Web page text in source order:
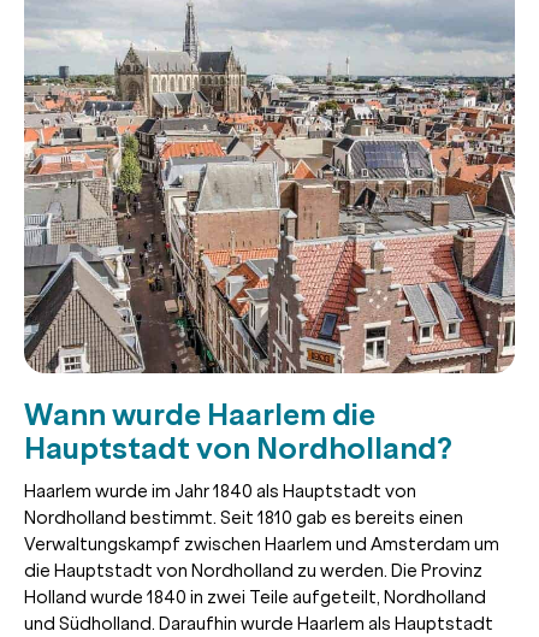
Wann wurde Haarlem die
Hauptstadt von Nordholland?
Haarlem wurde im Jahr 1840 als Hauptstadt von
Nordholland bestimmt. Seit 1810 gab es bereits einen
Verwaltungskampf zwischen Haarlem und Amsterdam um
die Hauptstadt von Nordholland zu werden. Die Provinz
Holland wurde 1840 in zwei Teile aufgeteilt, Nordholland
und Südholland. Daraufhin wurde Haarlem als Hauptstadt